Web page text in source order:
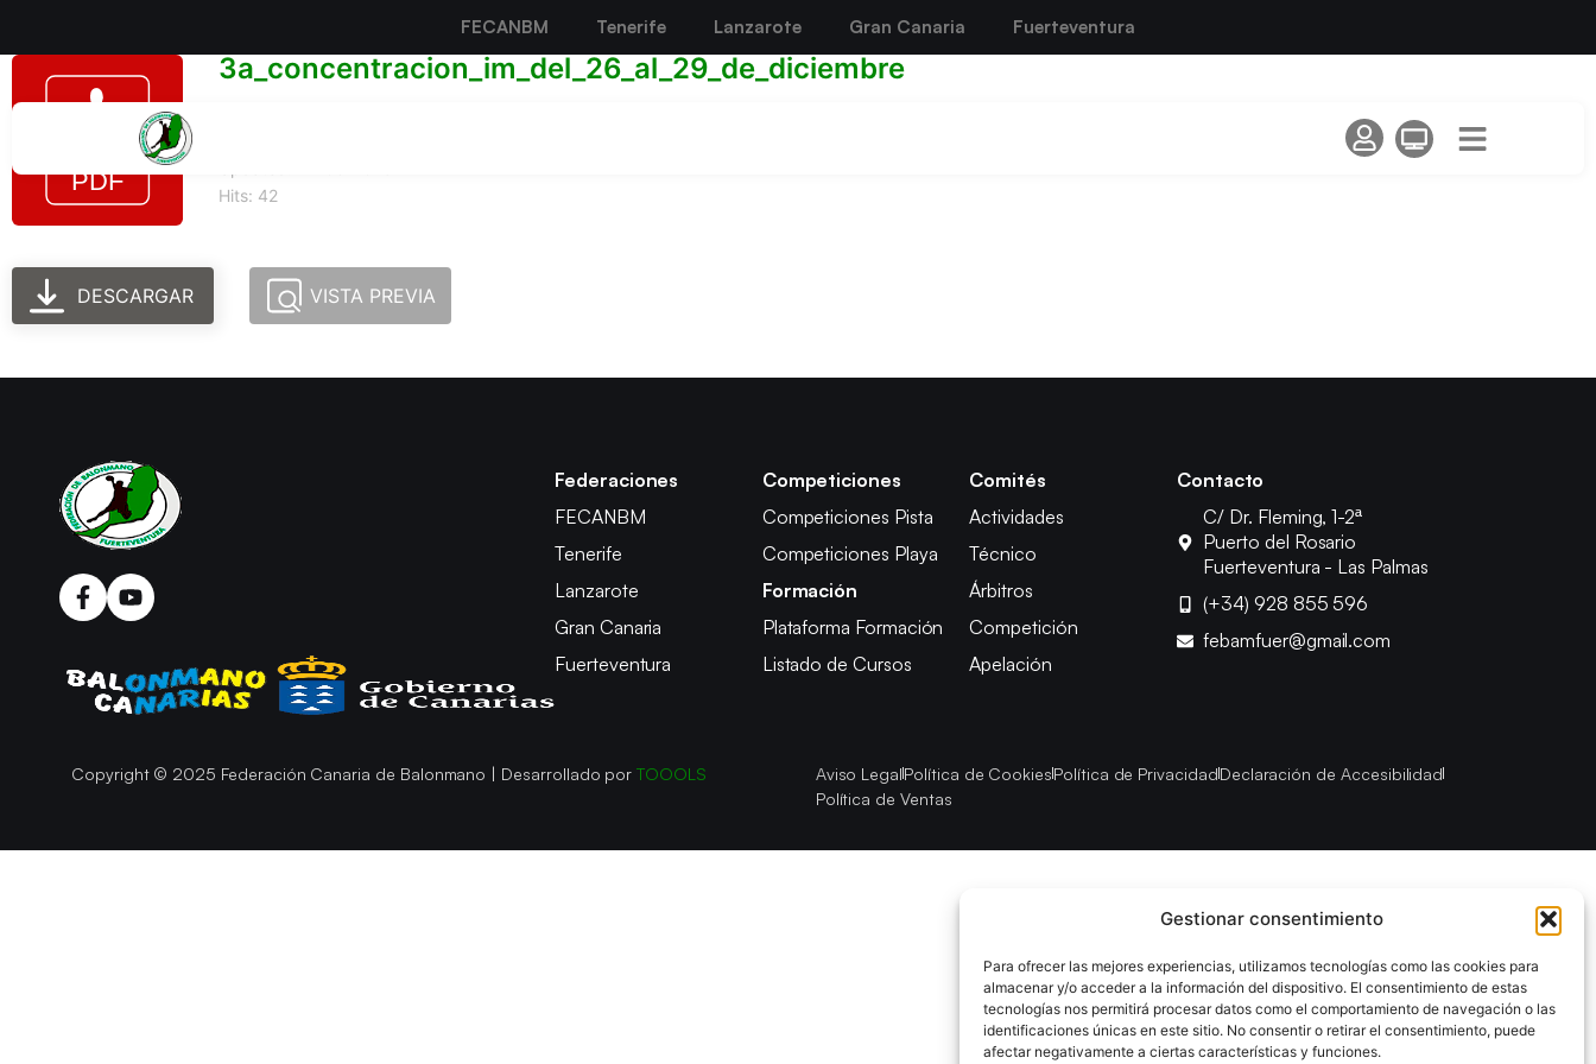
Gestionar consentimiento
Para ofrecer las mejores experiencias, utilizamos tecnologías como las cookies para
almacenar y/o acceder a la información del dispositivo. El consentimiento de estas
tecnologías nos permitirá procesar datos como el comportamiento de navegación o las
identificaciones únicas en este sitio. No consentir o retirar el consentimiento, puede
afectar negativamente a ciertas características y funciones.
FECANBM Tenerife Lanzarote Gran Canaria Fuerteventura
3a_concentracion_im_del_26_al_29_de_diciembre
Hits: 42
DESCARGAR VISTA PREVIA
Federaciones
FECANBM
Tenerife
Lanzarote
Gran Canaria
Fuerteventura
Competiciones
Competiciones Pista
Competiciones Playa
Formación
Plataforma Formación
Listado de Cursos
Comités
Actividades
Técnico
Árbitros
Competición
Apelación
Contacto
C/ Dr. Fleming, 1-2ª
Puerto del Rosario
Fuerteventura - Las Palmas
(+34) 928 855 596
febamfuer@gmail.com
Copyright © 2025 Federación Canaria de Balonmano | Desarrollado porTOOOLS Aviso LegalPolítica de CookiesPolítica de PrivacidadDeclaración de Accesibilidad
Política de Ventas